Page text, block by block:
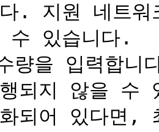
. 지원 네트
수 있습니다.
량을 입력합니
행되지 않을
되어 있다면,